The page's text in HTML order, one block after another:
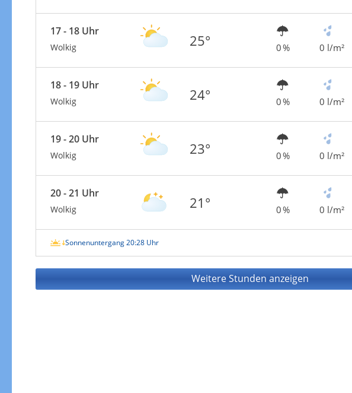
17 - 18 Uhr
Wolkig 25° 0 % 0 l/m²
18 - 19 Uhr
Wolkig 24° 0 % 0 l/m²
19 - 20 Uhr
Wolkig 23° 0 % 0 l/m²
20 - 21 Uhr
Wolkig 21° 0 % 0 l/m²
Sonnenuntergang 20:28 Uhr
Weitere Stunden anzeigen